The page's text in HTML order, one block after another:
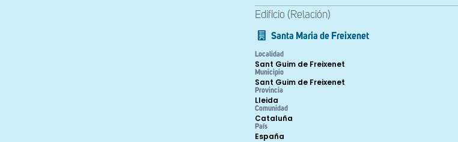
Edificio (Relación)
Santa Maria de Freixenet
Localidad
Sant Guim de Freixenet
Municipio
Sant Guim de Freixenet
Provincia
Lleida
Comunidad
Cataluña
País
España